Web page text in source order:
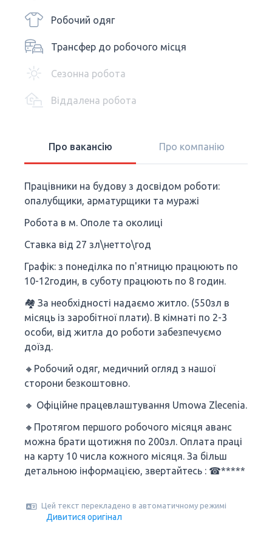
Робочий одяг
Трансфер до робочого місця
Сезонна робота
Віддалена робота
Про вакансію Про компанію
Працівники на будову з досвідом роботи:
опалубщики, арматурщики та муражі
Робота в м. Ополе та околиці
Ставка від 27 зл\нетто\год
Графік: з понеділка по п'ятницю працюють по
10-12годин, в суботу працюють по 8 годин.
🏘 За необхідності надаємо житло. (550зл в
місяць із заробітної плати). В кімнаті по 2-3
особи, від житла до роботи забезпечуємо
доїзд.
🔸Робочий одяг, медичний огляд з нашої
сторони безкоштовно.
🔸 Офіційне працевлаштування Umowa Zlecenia.
🔸Протягом першого робочого місяця аванс
можна брати щотижня по 200зл. Оплата праці
на карту 10 числа кожного місяця. За більш
детальною інформацією, звертайтесь : ☎*****
Цей текст перекладено в автоматичному режимі
Дивитися оригінал